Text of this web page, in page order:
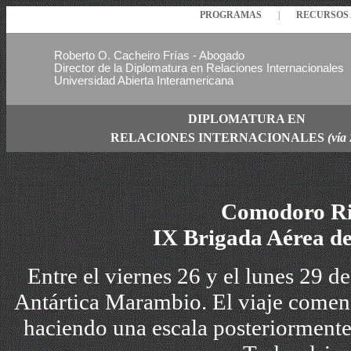
PROGRAMAS
Roberto O. Cacheiro Frías - Abogado
Director de la Diplomatura en Relaciones Internacionales
Universidad Abierta Interamericana
DIPLOMATURA EN
RELACIONES INTERNACIONALES (vía
Comodoro
IX Brigada Aérea
Entre el viernes 26 y el lunes 29
Antártica Marambio. El viaje
haciendo una escala